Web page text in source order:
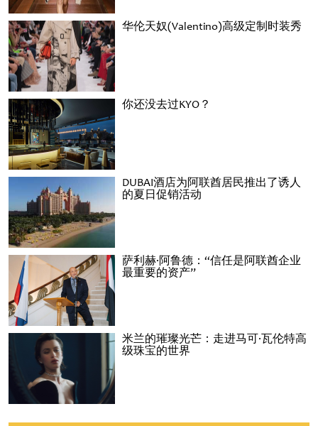
华伦天奴(Valentino)高级定制时装秀
你还没去过KYO？
DUBAI酒店为阿联酋居民推出了诱人
的夏日促销活动
萨利赫·阿鲁德：“信任是阿联酋企业
最重要的资产”
米兰的璀璨光芒：走进马可·瓦伦特高
级珠宝的世界